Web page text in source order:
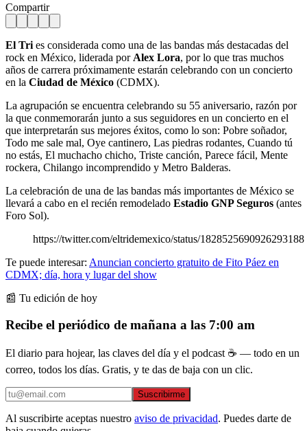
Compartir
El Tri es considerada como una de las bandas más destacadas del
rock en México, liderada por Alex Lora, por lo que tras muchos
años de carrera próximamente estarán celebrando con un concierto
en la Ciudad de México (CDMX).
La agrupación se encuentra celebrando su 55 aniversario, razón por
la que conmemorarán junto a sus seguidores en un concierto en el
que interpretarán sus mejores éxitos, como lo son: Pobre soñador,
Todo me sale mal, Oye cantinero, Las piedras rodantes, Cuando tú
no estás, El muchacho chicho, Triste canción, Parece fácil, Mente
rockera, Chilango incomprendido y Metro Balderas.
La celebración de una de las bandas más importantes de México se
llevará a cabo en el recién remodelado Estadio GNP Seguros (antes
Foro Sol).
https://twitter.com/eltridemexico/status/1828525690926293188
Te puede interesar: Anuncian concierto gratuito de Fito Páez en
CDMX; día, hora y lugar del show
📰 Tu edición de hoy
Recibe el periódico de mañana a las 7:00 am
El diario para hojear, las claves del día y el podcast ☕ — todo en un
correo, todos los días. Gratis, y te das de baja con un clic.
Suscribirme
Al suscribirte aceptas nuestro aviso de privacidad. Puedes darte de